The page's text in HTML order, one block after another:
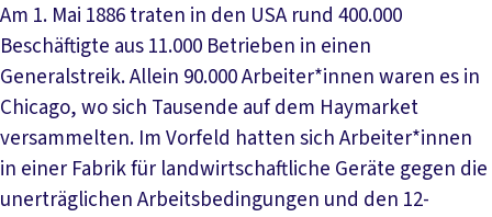
Am 1. Mai 1886 traten in den USA rund 400.000
Beschäftigte aus 11.000 Betrieben in einen
Generalstreik. Allein 90.000 Arbeiter*innen waren es in
Chicago, wo sich Tausende auf dem Haymarket
versammelten. Im Vorfeld hatten sich Arbeiter*innen
in einer Fabrik für landwirtschaftliche Geräte gegen die
unerträglichen Arbeitsbedingungen und den 12-